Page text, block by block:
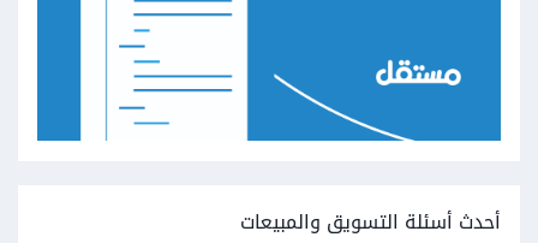
أحدث أسئلة التسويق والمبيعات